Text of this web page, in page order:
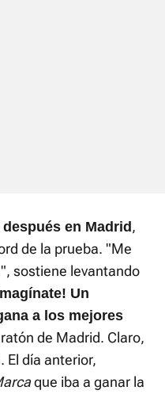
en Madrid,
de la prueba. "Me
sostiene levantando
Un
a los mejores
de Madrid. Claro,
El día anterior,
que iba a ganar la